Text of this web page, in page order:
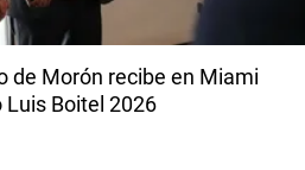
de Morón recibe en Miami
Luis Boitel 2026